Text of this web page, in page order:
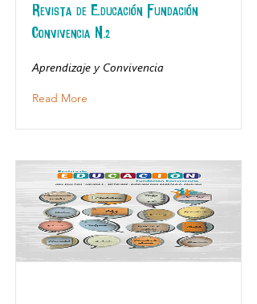
Revista de Educación Fundación
Convivencia N.2
Aprendizaje y Convivencia
Read More